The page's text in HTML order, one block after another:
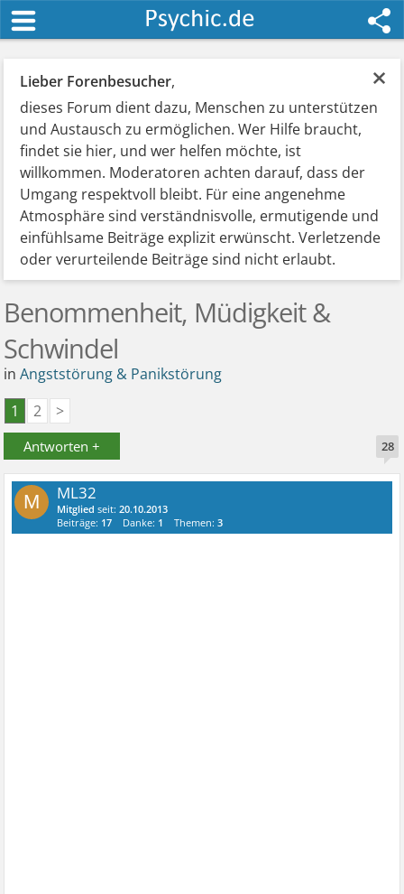
×
Lieber Forenbesucher,
dieses Forum dient dazu, Menschen zu unterstützen
und Austausch zu ermöglichen. Wer Hilfe braucht,
findet sie hier, und wer helfen möchte, ist
willkommen. Moderatoren achten darauf, dass der
Umgang respektvoll bleibt. Für eine angenehme
Atmosphäre sind verständnisvolle, ermutigende und
einfühlsame Beiträge explizit erwünscht. Verletzende
oder verurteilende Beiträge sind nicht erlaubt.
Benommenheit, Müdigkeit &
Schwindel
inAngststörung & Panikstörung
1
2 >
Antworten + 28
M ML32
Mitglied seit:20.10.2013
Beiträge: 17 Danke: 1 Themen:3